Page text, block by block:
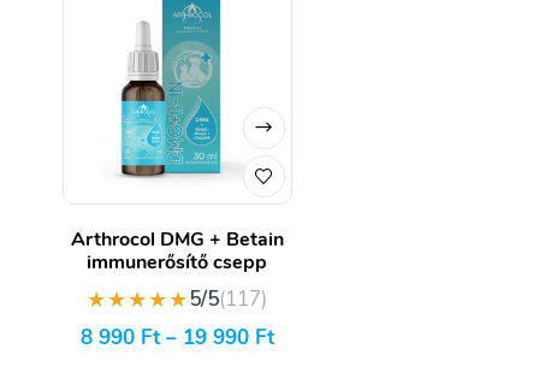
Arthrocol DMG + Betain
immunerősítő csepp
★★★★★5/5(117)
8 990 Ft– 19 990 Ft